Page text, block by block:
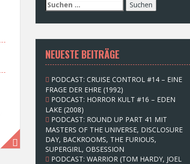
S
u
c
e
n
n
c
h
:
NEUESTE BEITRÄGE
PODCAST: CRUISE CONTROL #14 – EINE
FRAGE DER EHRE (1992)
PODCAST: HORROR KULT #16 – EDEN
LAKE (2008)
PODCAST: ROUND UP PART 41 MIT
MASTERS OF THE UNIVERSE, DISCLOSURE
DAY, BACKROOMS, THE FURIOUS,
SUPERGIRL, OBSESSION
PODCAST: WARRIOR (TOM HARDY, JOEL